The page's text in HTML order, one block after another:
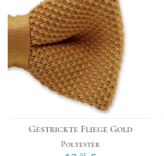
Gestrickte Fliege Gold
Polyester